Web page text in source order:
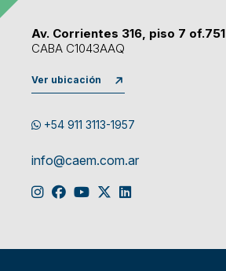
Av. Corrientes 316, piso 7 of.751
CABA C1043AAQ
Ver ubicación
+54 911 3113-1957
info@caem.com.ar